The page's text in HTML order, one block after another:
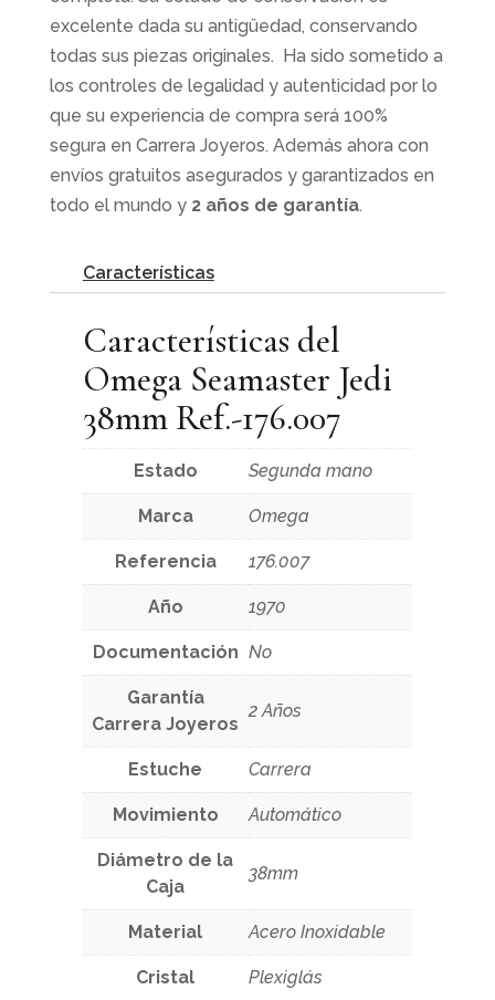
excelente dada su antigüedad, conservando
todas sus piezas originales. Ha sido sometido a
los controles de legalidad y autenticidad por lo
que su experiencia de compra será 100%
segura en Carrera Joyeros. Además ahora con
envíos gratuitos asegurados y garantizados en
todo el mundo y2 años de garantía.
Características
Características del
Omega Seamaster Jedi
38mm Ref.-176.007
Estado Segunda mano
Marca Omega
Referencia 176.007
Año 1970
Documentación No
Garantía
Carrera Joyeros
2 Años
Estuche Carrera
Movimiento Automático
Diámetro de la
Caja
38mm
Material Acero Inoxidable
Cristal Plexiglás